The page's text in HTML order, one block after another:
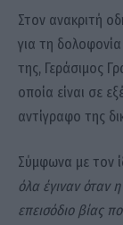
Στον ανακριτή
για τη
της, Γεράσιμος
οποία είναι σε
αντίγραφο της
Σύμφωνα με τον
όλα έγιναν όταν
επεισόδιο βίας